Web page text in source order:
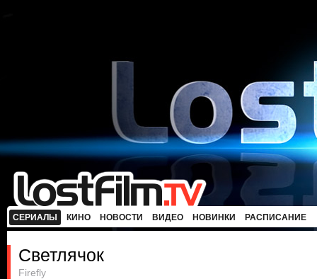
СЕРИАЛЫ КИНО НОВОСТИ ВИДЕО НОВИНКИ РАСПИСАНИЕ
Светлячок
Firefly